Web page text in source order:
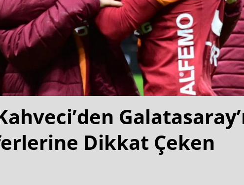
Dikkat Çeken